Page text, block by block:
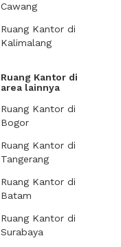
Cawang
Ruang Kantor di
Kalimalang
Ruang Kantor di
area lainnya
Ruang Kantor di
Bogor
Ruang Kantor di
Tangerang
Ruang Kantor di
Batam
Ruang Kantor di
Surabaya